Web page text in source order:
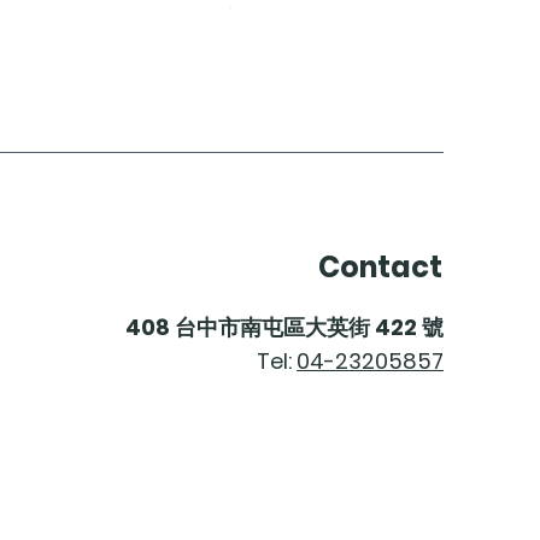
Contact
408 台中市南屯區大英街422 號
Tel: 04-23205857